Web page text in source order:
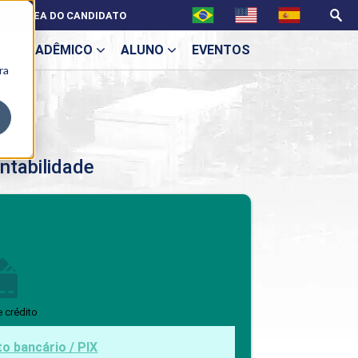
ACADÊMICO ALUNO EVENTOS
ÁREA DO CANDIDATO
crédito
bancário / PIX